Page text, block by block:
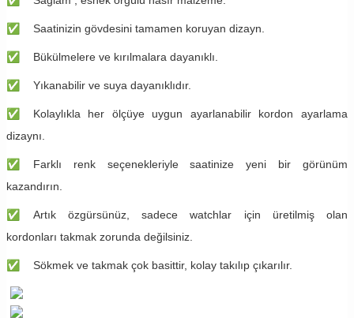
✅ ​Saatinizin gövdesini tamamen koruyan dizayn.
✅ ​Bükülmelere ve kırılmalara dayanıklı.
✅ ​Yıkanabilir ve suya dayanıklıdır.
✅ ​Kolaylıkla her ölçüye uygun ayarlanabilir kordon ayarlama
dizaynı.
✅ ​Farklı renk seçenekleriyle saatinize yeni bir görünüm
kazandırın.
✅ ​Artık özgürsünüz, sadece watchlar için üretilmiş olan
kordonları takmak zorunda değilsiniz.
✅ ​Sökmek ve takmak çok basittir, kolay takılıp çıkarılır.